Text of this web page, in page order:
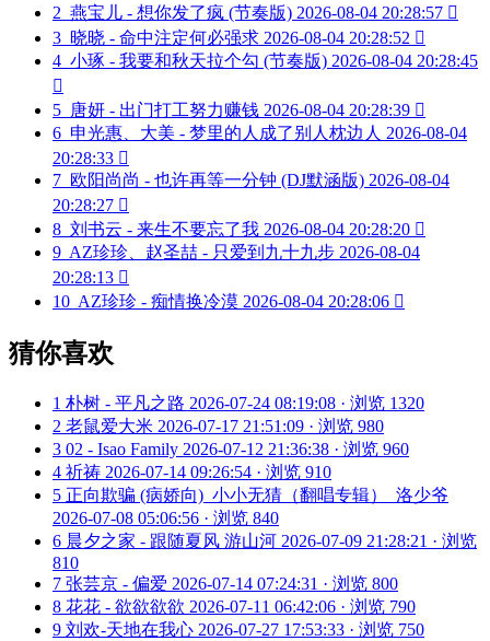
2 燕宝儿 - 想你发了疯 (节奏版) 2026-08-04 20:28:57 
3 晓晓 - 命中注定何必强求 2026-08-04 20:28:52 
4 小琢 - 我要和秋天拉个勾 (节奏版) 2026-08-04 20:28:45

5 唐妍 - 出门打工努力赚钱 2026-08-04 20:28:39 
6 申光惠、大美 - 梦里的人成了别人枕边人 2026-08-04
20:28:33 
7 欧阳尚尚 - 也许再等一分钟 (DJ默涵版) 2026-08-04
20:28:27 
8 刘书云 - 来生不要忘了我 2026-08-04 20:28:20 
9 AZ珍珍、赵圣喆 - 只爱到九十九步 2026-08-04
20:28:13 
10 AZ珍珍 - 痴情换冷漠 2026-08-04 20:28:06 
猜你喜欢
1 朴树 - 平凡之路 2026-07-24 08:19:08 · 浏览 1320
2 老鼠爱大米 2026-07-17 21:51:09 · 浏览 980
3 02 - Isao Family 2026-07-12 21:36:38 · 浏览 960
4 祈祷 2026-07-14 09:26:54 · 浏览 910
5 正向欺骗 (病娇向)_小小无猜（翻唱专辑）_洛少爷
2026-07-08 05:06:56 · 浏览 840
6 晨夕之家 - 跟随夏风 游山河 2026-07-09 21:28:21 · 浏览
810
7 张芸京 - 偏爱 2026-07-14 07:24:31 · 浏览 800
8 花花 - 欲欲欲欲 2026-07-11 06:42:06 · 浏览 790
9 刘欢-天地在我心 2026-07-27 17:53:33 · 浏览 750